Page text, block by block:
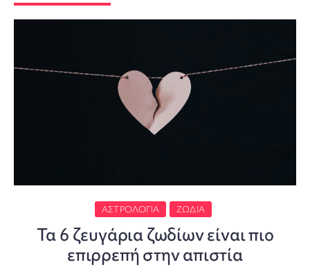
ΑΣΤΡΟΛΟΓΊΑ ΖΏΔΙΑ
Τα 6 ζευγάρια ζωδίων είναι πιο
επιρρεπή στην απιστία